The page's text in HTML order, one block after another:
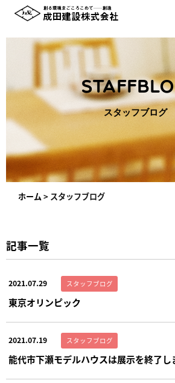
スタッフブログ
ホーム > スタッフブログ
記事一覧
2021.07.29 スタッフブログ
東京オリンピック
2021.07.19 スタッフブログ
能代市下瀬モデルハウスは展示を終了し